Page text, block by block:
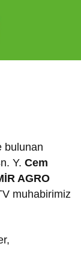
bulunan
Y.Cem
AGRO
muhabirimiz